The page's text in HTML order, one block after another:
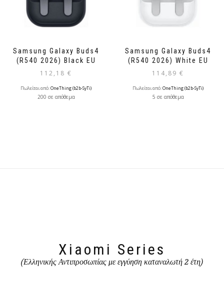
Samsung Galaxy Buds4
(R540 2026) Black EU
112,18 €
Πωλείται από:OneThing (b2b-SyTi)
200 σε απόθεμα
Samsung Galaxy Buds4
(R540 2026) White EU
114,89 €
Πωλείται από:OneThing (b2b-SyTi)
5 σε απόθεμα
Xiaomi Series
(Ελληνικής Αντιπροσωπίας με εγγύηση καταναλωτή 2 έτη)